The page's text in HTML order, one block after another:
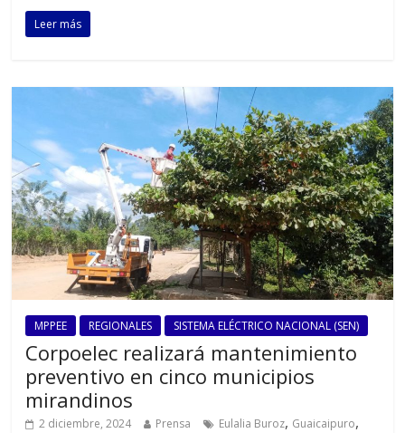
Leer más
MPPEE REGIONALES SISTEMA ELÉCTRICO NACIONAL (SEN)
Corpoelec realizará mantenimiento
preventivo en cinco municipios
mirandinos
2 diciembre, 2024 Prensa Eulalia Buroz, Guaicaipuro,